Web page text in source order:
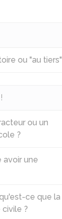
ou "au tiers"
ou un
?
avoir une
ce que la
?